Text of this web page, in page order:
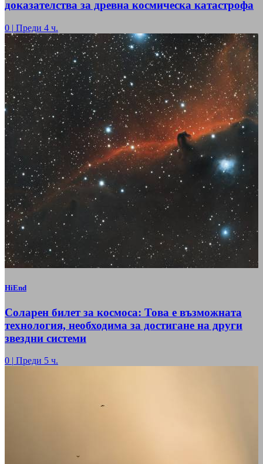
доказателства за древна космическа катастрофа
0 | Преди 4 ч.
HiEnd
Соларен билет за космоса: Това е възможната
технология, необходима за достигане на други
звездни системи
0 | Преди 5 ч.